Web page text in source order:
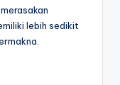
lebih sedikit